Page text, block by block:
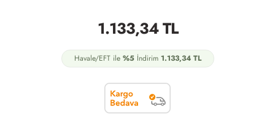
1.133,34TL
Havale/EFT ile %5İndirim 1.133,34TL